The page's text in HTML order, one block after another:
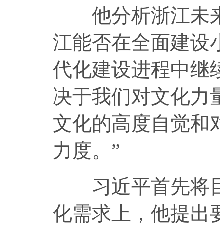
他分析浙江未来
江能否在全面建设
代化建设进程中继
决于我们对文化力
文化的高度自觉和
力度。”
习近平首先将目
化需求上，他提出